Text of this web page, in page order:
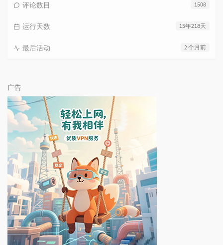
1508
评论数目
15年218天
运行天数
2 个月前
最后活动
广告